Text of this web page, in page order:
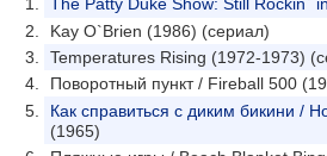
Kay O`Brien (1986) (сериал)
Temperatures Rising (1972-1973)
Поворотный пункт / Fireball 500
Как справиться с диким бикини /
(1965)